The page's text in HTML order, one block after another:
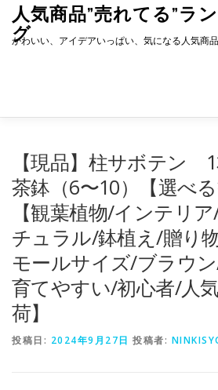
キ
人気商品”売れてる”ラ
グ
かわいい、アイデアいっぱい、気になる人気商
【現品】柱サボテ
茶鉢（6〜10）【選べる
【観葉植物/インテリ
チュラル/鉢植え/贈り
モールサイズ/ブラウ
育てやすい/初心者/人
荷】
投稿日: 2024年9月27日 投稿者: